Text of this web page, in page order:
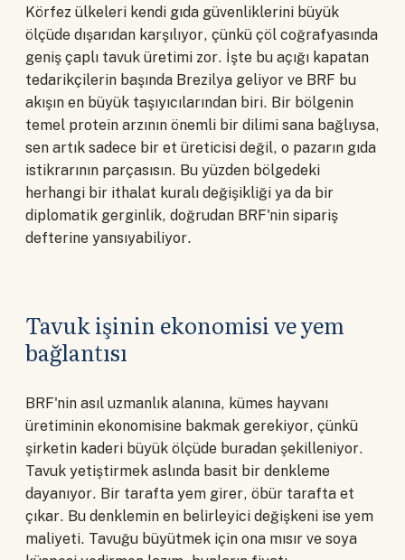
Körfez ülkeleri kendi gıda güvenliklerini büyük
ölçüde dışarıdan karşılıyor, çünkü çöl coğrafyasında
geniş çaplı tavuk üretimi zor. İşte bu açığı kapatan
tedarikçilerin başında Brezilya geliyor ve BRF bu
akışın en büyük taşıyıcılarından biri. Bir bölgenin
temel protein arzının önemli bir dilimi sana bağlıysa,
sen artık sadece bir et üreticisi değil, o pazarın gıda
istikrarının parçasısın. Bu yüzden bölgedeki
herhangi bir ithalat kuralı değişikliği ya da bir
diplomatik gerginlik, doğrudan BRF'nin sipariş
defterine yansıyabiliyor.
Tavuk işinin ekonomisi ve yem
bağlantısı
BRF'nin asıl uzmanlık alanına, kümes hayvanı
üretiminin ekonomisine bakmak gerekiyor, çünkü
şirketin kaderi büyük ölçüde buradan şekilleniyor.
Tavuk yetiştirmek aslında basit bir denkleme
dayanıyor. Bir tarafta yem girer, öbür tarafta et
çıkar. Bu denklemin en belirleyici değişkeni ise yem
maliyeti. Tavuğu büyütmek için ona mısır ve soya